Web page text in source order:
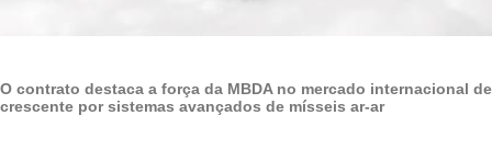
O contrato destaca a força da MBDA no mercado internacional
crescente por sistemas avançados de mísseis ar-ar